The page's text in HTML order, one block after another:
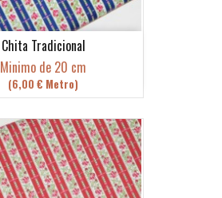
Chita Tradicional
Minimo de 20 cm
(6,00 € Metro)